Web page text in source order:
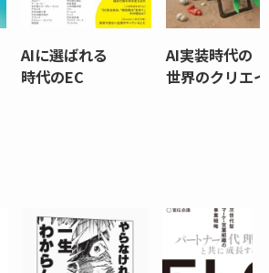
AIに選ばれる
時代のEC
AI実装時代の
世界のクリエ